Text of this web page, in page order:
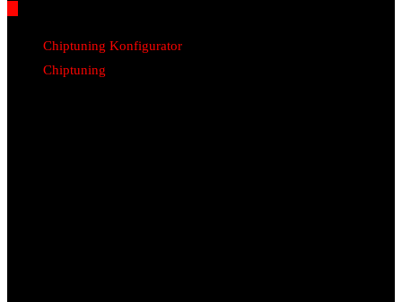
Chiptuning Konfigurator
Chiptuning